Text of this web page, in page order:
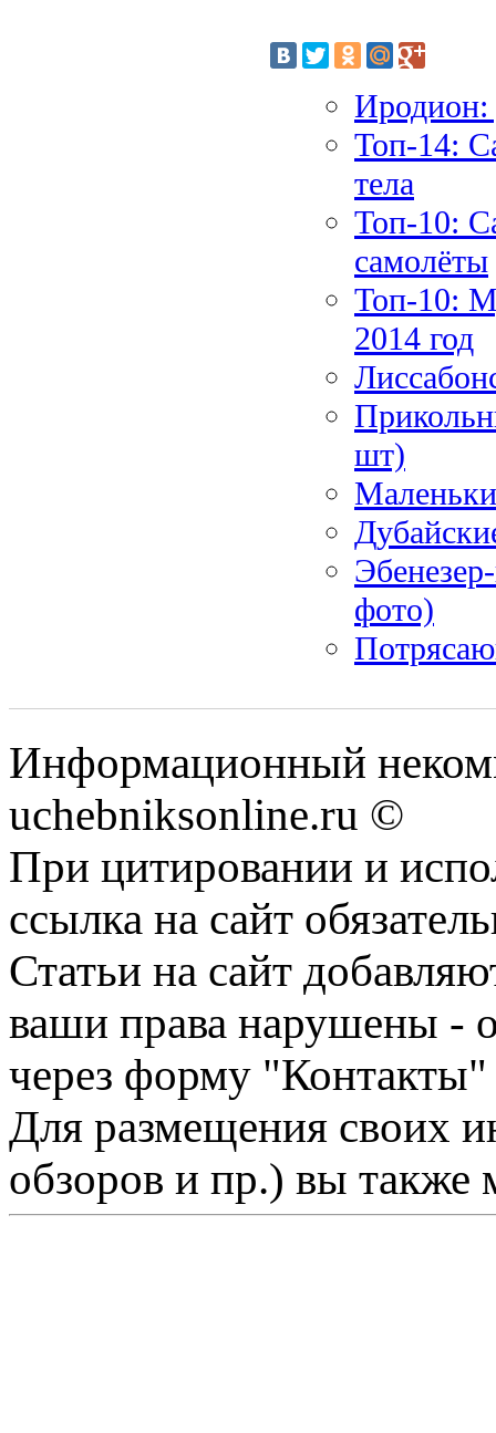
Иродион:
Топ-14:
тела
Топ-10:
самолёты
Топ-10:
2014 год
шт)
фото)
Информационный
uchebniksonline.ru ©
При цитировании и
ссылка на сайт
Статьи на сайт
ваши права нарушены -
через форму "Контакты"
Для размещения своих
обзоров и пр.) вы также